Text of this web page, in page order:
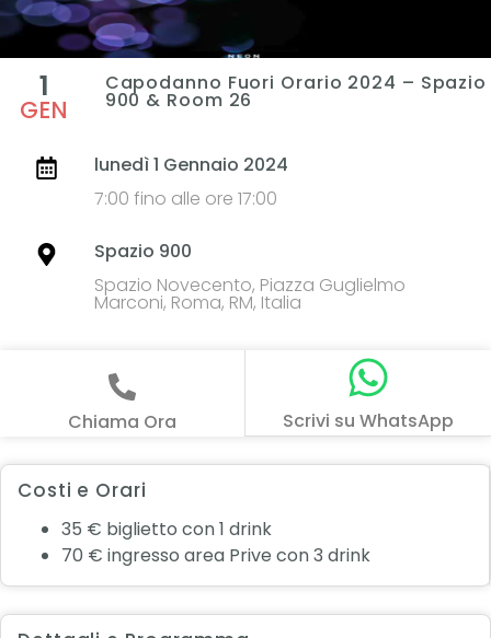
1
GEN
Capodanno Fuori Orario 2024 – Spazio
900 & Room 26
lunedì 1 Gennaio 2024
7:00 fino alle ore 17:00
Spazio 900
Spazio Novecento, Piazza Guglielmo
Marconi, Roma, RM, Italia
Chiama Ora Scrivi su WhatsApp
Costi e Orari
35 € biglietto con 1 drink
70 € ingresso area Prive con 3 drink